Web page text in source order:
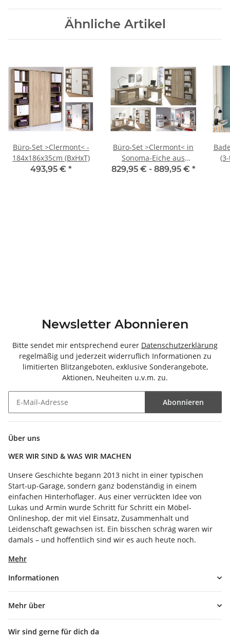
Ähnliche Artikel
Büro-Set >Clermont< -
184x186x35cm (BxHxT)
493,95 € *
Büro-Set >Clermont< in
Sonoma-Eiche aus
Metall
829,95 € - 889,95 € *
Newsletter Abonnieren
Bitte sendet mir entsprechend eurer Datenschutzerklärung
regelmäßig und jederzeit widerruflich Informationen zu
limitierten Blitzangeboten, exklusive Sonderangebote,
Aktionen, Neuheiten u.v.m. zu.
Abonnieren
Über uns
WER WIR SIND & WAS WIR MACHEN
Unsere Geschichte begann 2013 nicht in einer typischen
Start-up-Garage, sondern ganz bodenständig in einem
einfachen Hinterhoflager. Aus einer verrückten Idee von
Lukas und Armin wurde Schritt für Schritt ein Möbel-
Onlineshop, der mit viel Einsatz, Zusammenhalt und
Leidenschaft gewachsen ist. Ein bisschen schräg waren wir
damals – und hoffentlich sind wir es auch heute noch.
Mehr
Informationen
Mehr über
Wir sind gerne für dich da